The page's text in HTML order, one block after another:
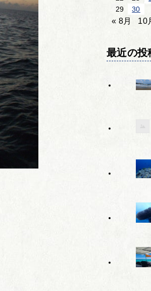
29
30
« 8月 10
最近の投